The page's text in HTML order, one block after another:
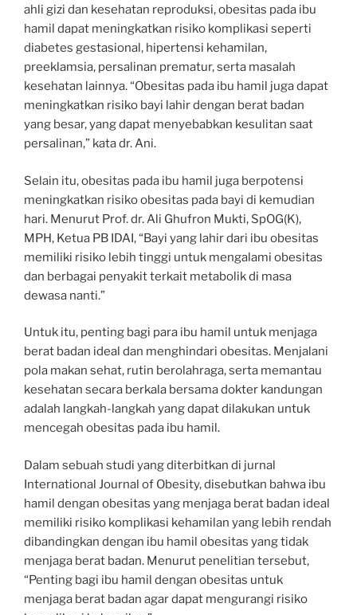
ahli gizi dan kesehatan reproduksi, obesitas pada ibu
hamil dapat meningkatkan risiko komplikasi seperti
diabetes gestasional, hipertensi kehamilan,
preeklamsia, persalinan prematur, serta masalah
kesehatan lainnya. “Obesitas pada ibu hamil juga dapat
meningkatkan risiko bayi lahir dengan berat badan
yang besar, yang dapat menyebabkan kesulitan saat
persalinan,” kata dr. Ani.
Selain itu, obesitas pada ibu hamil juga berpotensi
meningkatkan risiko obesitas pada bayi di kemudian
hari. Menurut Prof. dr. Ali Ghufron Mukti, SpOG(K),
MPH, Ketua PB IDAI, “Bayi yang lahir dari ibu obesitas
memiliki risiko lebih tinggi untuk mengalami obesitas
dan berbagai penyakit terkait metabolik di masa
dewasa nanti.”
Untuk itu, penting bagi para ibu hamil untuk menjaga
berat badan ideal dan menghindari obesitas. Menjalani
pola makan sehat, rutin berolahraga, serta memantau
kesehatan secara berkala bersama dokter kandungan
adalah langkah-langkah yang dapat dilakukan untuk
mencegah obesitas pada ibu hamil.
Dalam sebuah studi yang diterbitkan di jurnal
International Journal of Obesity, disebutkan bahwa ibu
hamil dengan obesitas yang menjaga berat badan ideal
memiliki risiko komplikasi kehamilan yang lebih rendah
dibandingkan dengan ibu hamil obesitas yang tidak
menjaga berat badan. Menurut penelitian tersebut,
“Penting bagi ibu hamil dengan obesitas untuk
menjaga berat badan agar dapat mengurangi risiko